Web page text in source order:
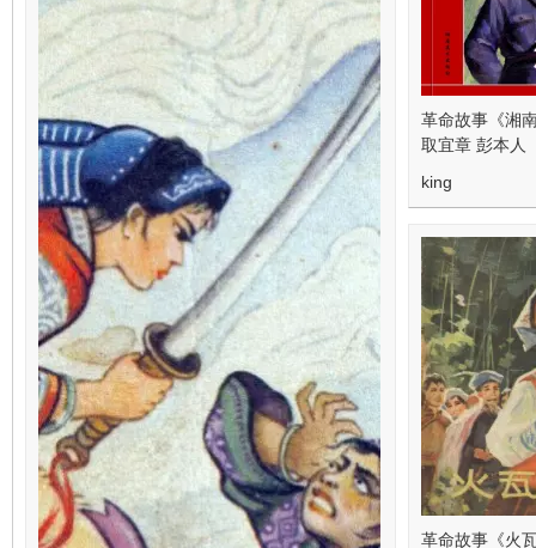
革命故事《湘
取宜章 彭本人
king
革命故事《火